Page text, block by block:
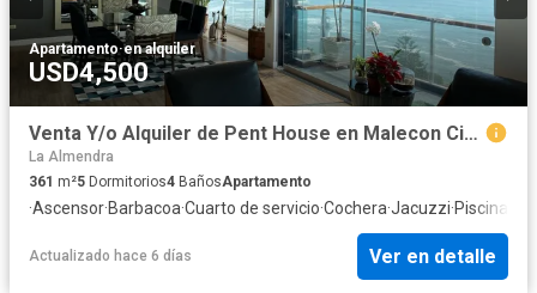
Apartamento·en alquiler
USD4,500
Venta Y/o Alquiler de Pent House en Malecon Cisneros Miraflores
La Almendra
361 m²5 Dormitorios4 BañosApartamento
·Ascensor·Barbacoa·Cuarto de servicio·Cochera·Jacuzzi·Piscina
Actualizado hace 6 días Ver en detalle